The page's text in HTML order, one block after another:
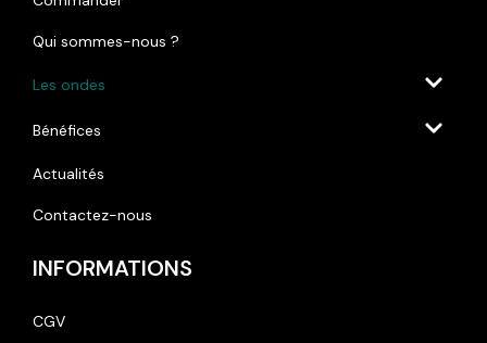
Qui sommes-nous ?
Les ondes
Bénéfices
Actualités
Contactez-nous
INFORMATIONS
CGV